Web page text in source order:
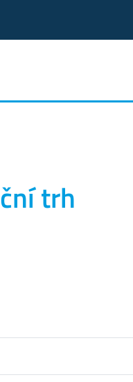
trh